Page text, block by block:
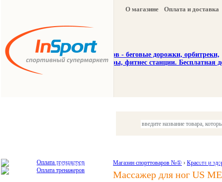
О магазине Оплата и доставка
Красота и здоровье Акции и
Магазин спорттоваров №① › Красота и
Массажер для ног US